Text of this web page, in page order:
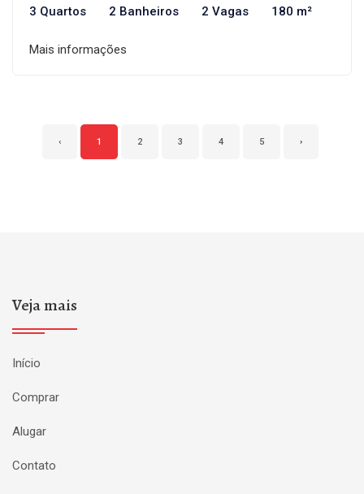
3 Quartos 2 Banheiros 2 Vagas 180 m²
Mais informações
‹ 1 2 3 4 5 ›
Veja mais
Início
Comprar
Alugar
Contato